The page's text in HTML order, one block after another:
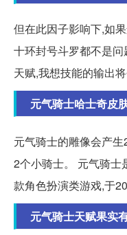
但在此因子影响下,如
十环封号斗罗都不是
天赋,我想技能的输出
元气骑士哈士奇皮
元气骑士的雕像会产
2个小骑士。 元气骑士
款角色扮演类游戏,于
元气骑士天赋果实